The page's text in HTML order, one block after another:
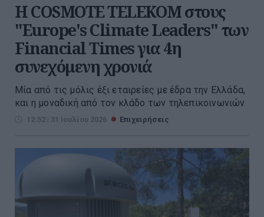
Η COSMOTE TELEKOM στους
"Europe's Climate Leaders" των
Financial Times για 4η
συνεχόμενη χρονιά
Μία από τις μόλις έξι εταιρείες με έδρα την Ελλάδα,
και η μοναδική από τον κλάδο των τηλεπικοινωνιών
12:52 | 31 Ιουλίου 2026 Επιχειρήσεις